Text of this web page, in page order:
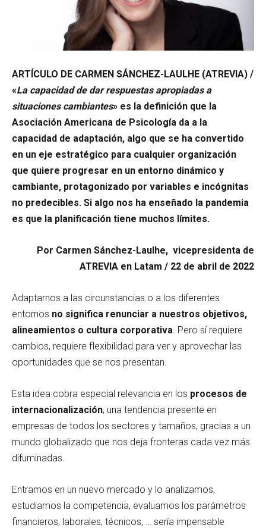
ARTÍCULO DE CARMEN SÁNCHEZ-LAULHE (ATREVIA) /
«La capacidad de dar respuestas apropiadas a
situaciones cambiantes» es la definición que la
Asociación Americana de Psicología da a la
capacidad de adaptación, algo que se ha convertido
en un eje estratégico para cualquier organización
que quiere progresar en un entorno dinámico y
cambiante, protagonizado por variables e incógnitas
no predecibles. Si algo nos ha enseñado la pandemia
es que la planificación tiene muchos límites.
Por Carmen Sánchez-Laulhe, vicepresidenta de
ATREVIA en Latam / 22 de abril de 2022
Adaptarnos a las circunstancias o a los diferentes
entornos no significa renunciar a nuestros objetivos,
alineamientos o cultura corporativa . Pero sí requiere
cambios, requiere flexibilidad para ver y aprovechar las
oportunidades que se nos presentan.
Esta idea cobra especial relevancia en los procesos de
internacionalización, una tendencia presente en
empresas de todos los sectores y tamaños, gracias a un
mundo globalizado que nos deja fronteras cada vez más
difuminadas.
Entramos en un nuevo mercado y lo analizamos,
estudiamos la competencia, evaluamos los parámetros
financieros, laborales, técnicos, … sería impensable